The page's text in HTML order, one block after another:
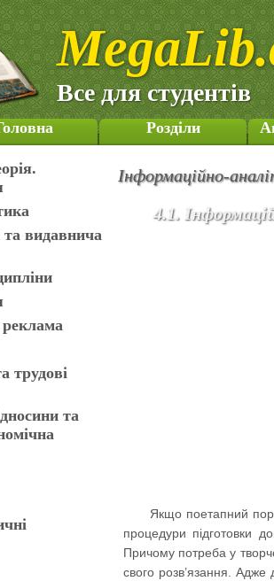
Все для студентів
Розділи
видавнича
трудові
та
Інформаційно-
4.1.
Якщо поетапний
процедури підготовки
Причому потреба у
свого розв’язання. Адже